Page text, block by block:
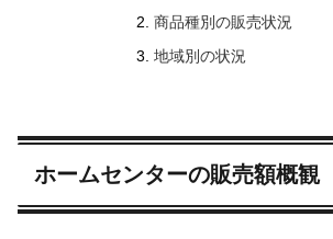
商品種別の販売状況
地域別の状況
ホームセンターの販売額概観